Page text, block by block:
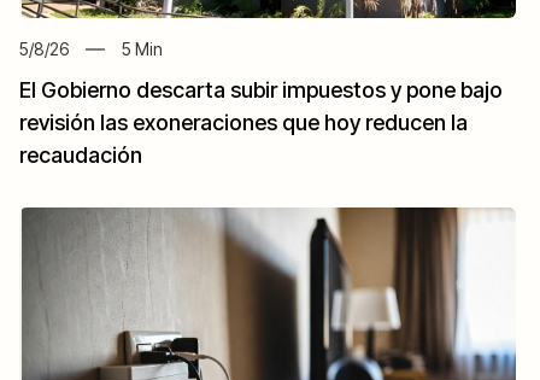
5/8/26 5 Min
El Gobierno descarta subir impuestos y pone bajo
revisión las exoneraciones que hoy reducen la
recaudación